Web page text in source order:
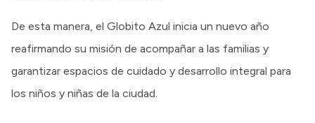
De esta manera, el Globito Azul inicia un nuevo año
reafirmando su misión de acompañar a las familias y
garantizar espacios de cuidado y desarrollo integral para
los niños y niñas de la ciudad.